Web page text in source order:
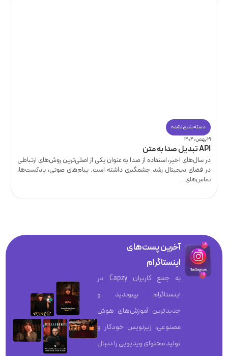
دسته‌بندی نشده
۲۱ بهمن, ۱۴۰۴
API تبدیل صدا به متن
در سال‌های اخیر، استفاده از صدا به عنوان یکی از اصلی‌ترین روش‌های ارتباطی
در فضای دیجیتال رشد چشمگیری داشته است. پیام‌های صوتی، پادکست‌ها،
تماس‌های...
آخرین پست‌های
اینستاگرام
به جمع کاربران Capzy در
اینستاگرام بپیوندید و
جدیدترین آموزش‌های هوش
مصنوعی، زیرنویس خودکار و
تولید محتوای ویدیویی را دنبال